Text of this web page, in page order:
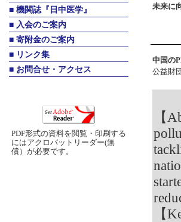
PDF形式の資料を閲覧・印刷する
にはアクロバットリーダー(無
償）が必要です。
未来に
中国の
公益財
【
【